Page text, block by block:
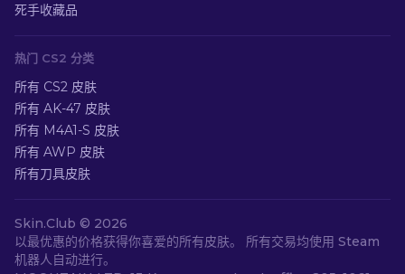
死手收藏品
热门 CS2 分类
所有 CS2 皮肤
所有 AK-47 皮肤
所有 M4A1-S 皮肤
所有 AWP 皮肤
所有刀具皮肤
Skin.Club © 2026
以最优惠的价格获得你喜爱的所有皮肤。 所有交易均使用 Steam
机器人自动进行。